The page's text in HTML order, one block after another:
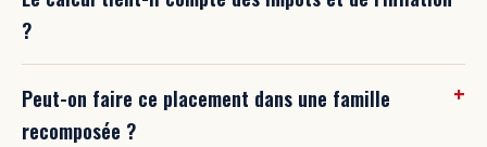
?
Peut-on faire ce placement dans une famille
recomposée ?